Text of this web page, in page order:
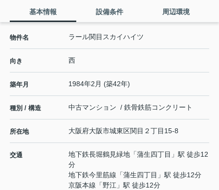
基本情報 設備条件 周辺環境
物件名 ラール関目スカイハイツ
向き 西
築年月 1984年2月 (築42年)
種別 / 構造 中古マンション / 鉄骨鉄筋コンクリート
所在地 大阪府大阪市城東区関目 ２丁目15-8
交通 地下鉄長堀鶴見緑地 「蒲生四丁目 」駅 徒歩12
分
地下鉄今里筋線 「蒲生四丁目 」駅 徒歩12分
京阪本線 「野江 」駅 徒歩12分